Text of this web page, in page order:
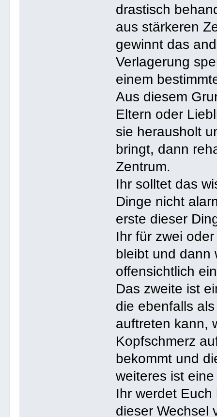
drastisch
aus stärkeren
gewinnt das
Verlagerung
einem
Aus diesem
Eltern oder
sie herausholt
bringt, dann
Zentrum.
Ihr solltet das
Dinge nicht
erste dieser
Ihr für zwei
bleibt und dann
offensichtlich
Das zweite ist
die ebenfalls
auftreten kann,
Kopfschmerz
bekommt und
weiteres ist
Ihr werdet
dieser Wechsel